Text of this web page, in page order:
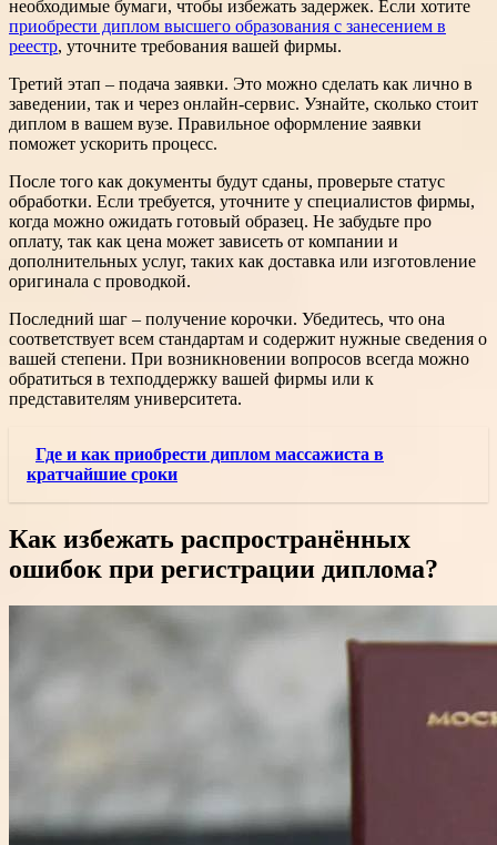
необходимые бумаги, чтобы избежать задержек. Если хотите
приобрести диплом высшего образования с занесением в
реестр, уточните требования вашей фирмы.
Третий этап – подача заявки. Это можно сделать как лично в
заведении, так и через онлайн-сервис. Узнайте, сколько стоит
диплом в вашем вузе. Правильное оформление заявки
поможет ускорить процесс.
После того как документы будут сданы, проверьте статус
обработки. Если требуется, уточните у специалистов фирмы,
когда можно ожидать готовый образец. Не забудьте про
оплату, так как цена может зависеть от компании и
дополнительных услуг, таких как доставка или изготовление
оригинала с проводкой.
Последний шаг – получение корочки. Убедитесь, что она
соответствует всем стандартам и содержит нужные сведения о
вашей степени. При возникновении вопросов всегда можно
обратиться в техподдержку вашей фирмы или к
представителям университета.
Где и как приобрести диплом массажиста в
кратчайшие сроки
Как избежать распространённых
ошибок при регистрации диплома?